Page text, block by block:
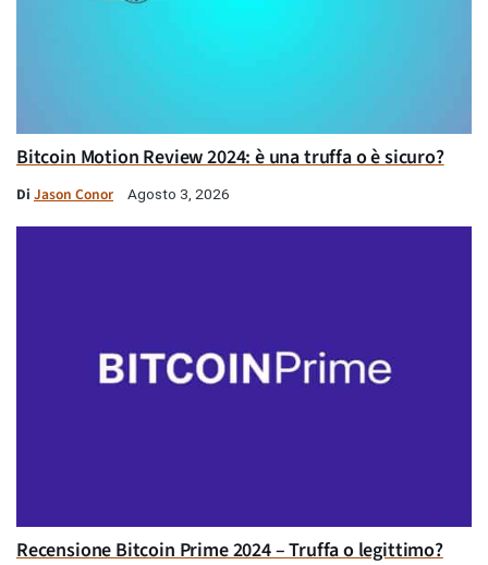
Bitcoin Motion Review 2024: è una truffa o è sicuro?
Di Jason Conor Agosto 3, 2026
Recensione Bitcoin Prime 2024 – Truffa o legittimo?